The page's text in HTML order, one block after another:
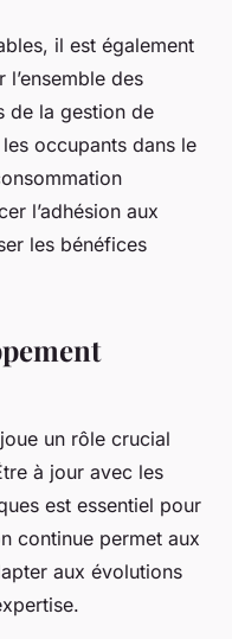
il est également
des
de la gestion de
occupants dans le
l’adhésion aux
les bénéfices
joue un rôle crucial
à jour avec les
est essentiel pour
continue permet aux
aux évolutions